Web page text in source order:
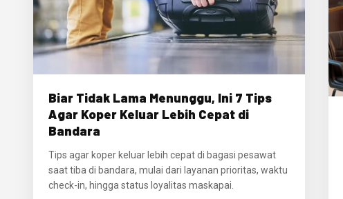
Biar Tidak Lama Menunggu, Ini 7 Tips
Agar Koper Keluar Lebih Cepat di
Bandara
Tips agar koper keluar lebih cepat di bagasi pesawat
saat tiba di bandara, mulai dari layanan prioritas, waktu
check-in, hingga status loyalitas maskapai.